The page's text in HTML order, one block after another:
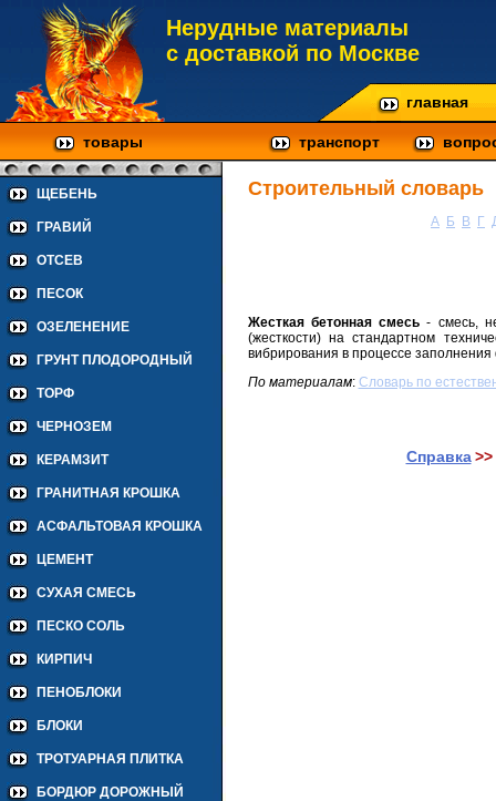
Нерудные материалы
с доставкой по Москве
главная
товары транспорт
ЩЕБЕНЬ
ГРАВИЙ
ОТСЕВ
ПЕСОК
ОЗЕЛЕНЕНИЕ
ГРУНТ ПЛОДОРОДНЫЙ
ТОРФ
ЧЕРНОЗЕМ
КЕРАМЗИТ
ГРАНИТНАЯ КРОШКА
АСФАЛЬТОВАЯ КРОШКА
ЦЕМЕНТ
СУХАЯ СМЕСЬ
ПЕСКО СОЛЬ
КИРПИЧ
ПЕНОБЛОКИ
БЛОКИ
ТРОТУАРНАЯ ПЛИТКА
БОРДЮР ДОРОЖНЫЙ
Строительный словарь
А Б В Г
Жесткая бетонная смесь - смесь,
(жесткости) на стандартном
вибрирования в процессе
По материалам: Cловарь по
Справка >>